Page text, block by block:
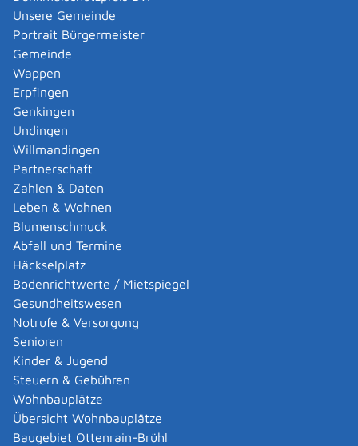
Unsere Gemeinde
Portrait Bürgermeister
Gemeinde
Wappen
Erpfingen
Genkingen
Undingen
Willmandingen
Partnerschaft
Zahlen & Daten
Leben & Wohnen
Blumenschmuck
Abfall und Termine
Häckselplatz
Bodenrichtwerte / Mietspiegel
Gesundheitswesen
Notrufe & Versorgung
Senioren
Kinder & Jugend
Steuern & Gebühren
Wohnbauplätze
Übersicht Wohnbauplätze
Baugebiet Ottenrain-Brühl
Der Präsident des Landgerichts Stuttgart.
Leistungsdetails
Voraussetzungen
Sie müssen in einem EU-/EWR-Mitgliedstaat zur
Ausübung einer Tätigkeit als Dolmetscher oder
Dolmetscherin beziehungsweise Übersetzer oder
Übersetzerin rechtmäßig niedergelassen sein.
Dolmetscher sind Gerichtsdolmetscher und
Gebärdensprachdolmetscher.
Verfahrensablauf
Sie müssen die Aufnahme in das "Verzeichnis der
Dolmetscher und Übersetzer" bei der zuständigen Stelle
beantragen.
Sie können den Antrag online oder schriftlich stellen.
Die zuständige Stelle prüft Ihren Antrag und trägt Sie
bei positiver Entscheidung in das Verzeichnis des
Landgerichts Stuttgart ein. Eine allgemeine Beeidigung
ist nicht erforderlich. Lehnt die zuständige Stelle Ihren
Antrag ab, erhalten Sie einen Ablehnungsbescheid.